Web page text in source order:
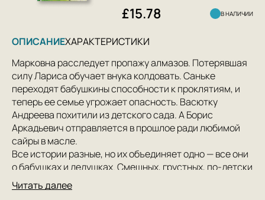
£15.78 В НАЛИЧИИ
ОПИСАНИЕХАРАКТЕРИСТИКИ
Марковна расследует пропажу алмазов. Потерявшая
силу Лариса обучает внука колдовать. Саньке
переходят бабушкины способности к проклятиям, и
теперь ее семье угрожает опасность. Васютку
Андреева похитили из детского сада. А Борис
Аркадьевич отправляется в прошлое ради любимой
сайры в масле.
Все истории разные, но их объединяет одно — все они
о бабушках и дедушках. Смешных, грустных, по-детски
наивных и удивительно мудрых. Главное — о любимых.
О том, как признаются в любви при помощи классиков,
Читать далее